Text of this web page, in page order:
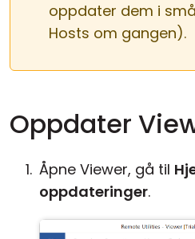
oppdater dem i
Hosts om gangen).
Oppdater
Åpne Viewer, gå til
oppdateringer.